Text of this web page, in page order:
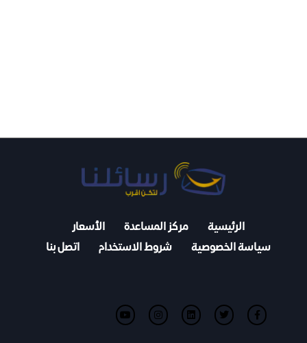
الرئيسية مركز المساعدة
الأسعار
سياسة الخصوصية
شروط الاستخدام اتصل بنا